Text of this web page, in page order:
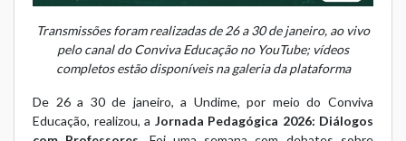
Transmissões foram realizadas de 26 a 30 de janeiro, ao vivo
pelo canal do Conviva Educação no YouTube; vídeos
completos estão disponíveis na galeria da plataforma
De 26 a 30 de janeiro, a Undime, por meio do Conviva
Educação, realizou, a Jornada Pedagógica 2026: Diálogos